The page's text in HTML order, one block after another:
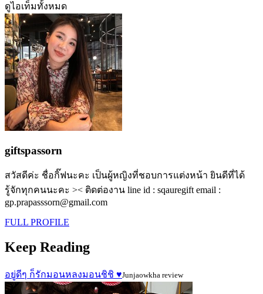
ดูไอเท็มทั้งหมด
giftspassorn
สวัสดีค่ะ ชื่อกิ๊ฟนะคะ เป็นผู้หญิงที่ชอบการแต่งหน้า ยินดีที่ได้
รู้จักทุกคนนะคะ >< ติดต่องาน line id : sqauregift email :
gp.prapasssorn@gmail.com
FULL PROFILE
Keep Reading
อยู่ดีๆ ก็รักมอนหลงมอนชิชิ ♥️Junjaowkha review